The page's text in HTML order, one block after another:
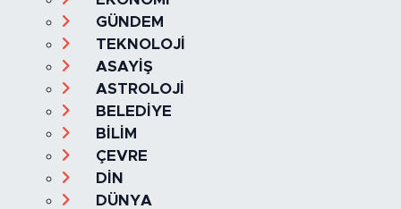
GÜNDEM
TEKNOLOJİ
ASAYİŞ
ASTROLOJİ
BELEDİYE
BİLİM
ÇEVRE
DİN
DÜNYA